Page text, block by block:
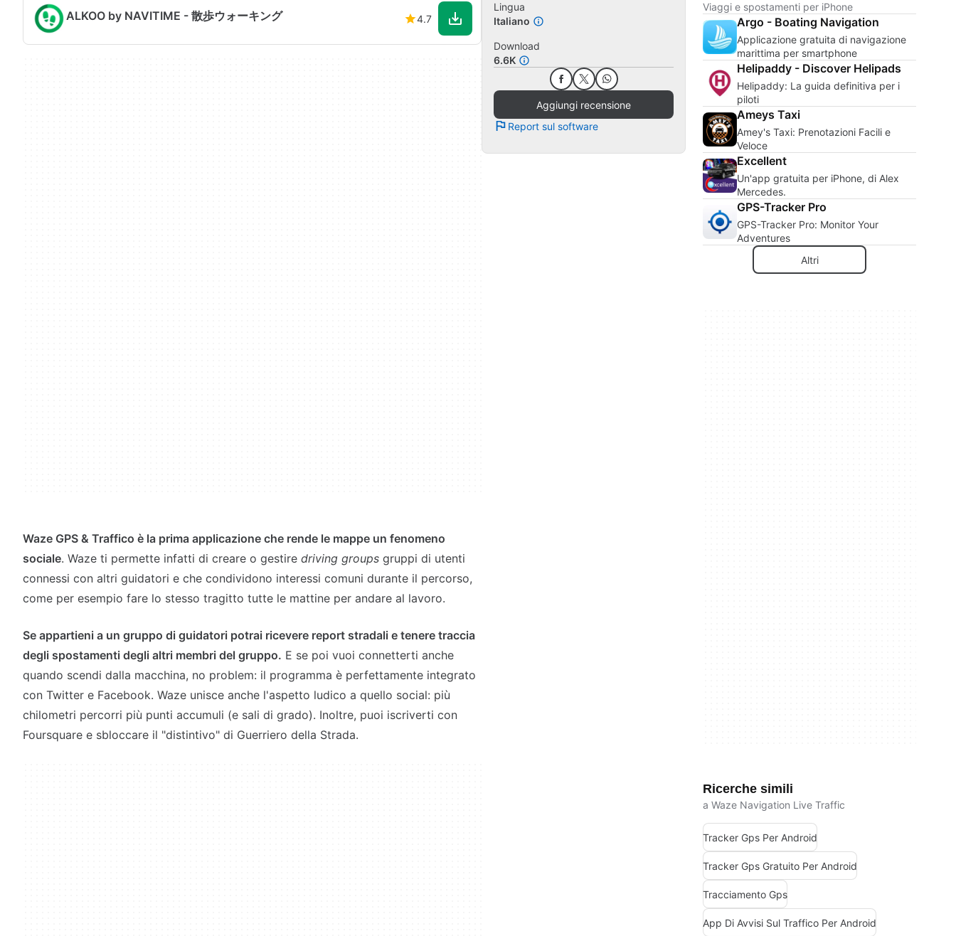
ALKOO by NAVITIME - 散歩ウォーキング 4.7
Waze GPS & Traffico è la prima applicazione che rende le mappe un fenomeno
sociale. Waze ti permette infatti di creare o gestire driving groups gruppi di utenti
connessi con altri guidatori e che condividono interessi comuni durante il percorso,
come per esempio fare lo stesso tragitto tutte le mattine per andare al lavoro.
Se appartieni a un gruppo di guidatori potrai ricevere report stradali e tenere traccia
degli spostamenti degli altri membri del gruppo. E se poi vuoi connetterti anche
quando scendi dalla macchina, no problem: il programma è perfettamente integrato
con Twitter e Facebook. Waze unisce anche l'aspetto ludico a quello social: più
chilometri percorri più punti accumuli (e sali di grado). Inoltre, puoi iscriverti con
Foursquare e sbloccare il "distintivo" di Guerriero della Strada.
Lingua
Italiano
Download
6.6K
Aggiungi recensione
Report sul software
Viaggi e spostamenti per iPhone
Argo - Boating Navigation
Applicazione gratuita di navigazione
marittima per smartphone
Helipaddy - Discover Helipads
Helipaddy: La guida definitiva per i
piloti
Ameys Taxi
Amey's Taxi: Prenotazioni Facili e
Veloce
Excellent
Un'app gratuita per iPhone, di Alex
Mercedes.
GPS-Tracker Pro
GPS-Tracker Pro: Monitor Your
Adventures
Altri
Ricerche simili
a Waze Navigation Live Traffic
Tracker Gps Per Android
Tracker Gps Gratuito Per Android
Tracciamento Gps
App Di Avvisi Sul Traffico Per Android